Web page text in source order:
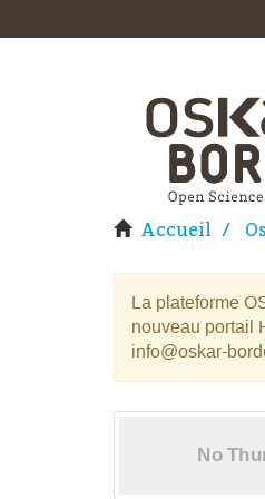
Accueil
La plateforme
nouveau portail
info@oskar-